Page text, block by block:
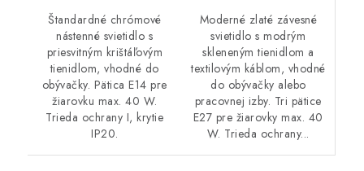
Štandardné chrómové
nástenné svietidlo s
priesvitným krištáľovým
tienidlom, vhodné do
obývačky. Pätica E14 pre
žiarovku max. 40 W.
Trieda ochrany I, krytie
IP20.
Moderné zlaté závesné
svietidlo s modrým
skleneným tienidlom a
textilovým káblom, vhodné
do obývačky alebo
pracovnej izby. Tri pätice
E27 pre žiarovky max. 40
W. Trieda ochrany...